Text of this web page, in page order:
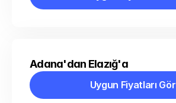
Uygun Fiyatları Gör
Adana'dan Elazığ'a
Uygun Fiyatları Gör
Uygun Fiyatları Gör